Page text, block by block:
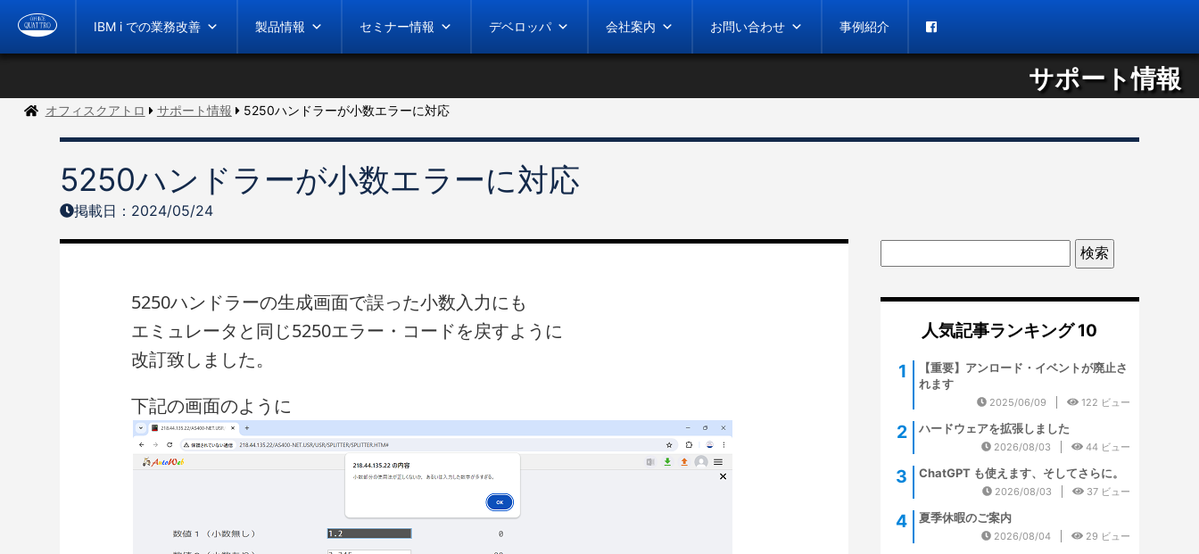
IBM i での業務改善 製品情報 セミナー情報 デベロッパ 会社案内 お問い合わせ 事例紹介
サポート情報
オフィスクアトロ サポート情報 5250ハンドラーが小数エラーに対応
5250ハンドラーが小数エラーに対応
掲載日：2024/05/24
5250ハンドラーの生成画面で誤った小数入力にも
エミュレータと同じ5250エラー・コードを戻すように
改訂致しました。
下記の画面のように
人気記事ランキング 10
【重要】アンロード・イベントが廃止さ
れます
2025/06/09 122 ビュー
ハードウェアを拡張しました
2026/08/03 44 ビュー
ChatGPT も使えます、そしてさらに。
2026/08/03 37 ビュー
夏季休暇のご案内
2026/08/04 29 ビュー